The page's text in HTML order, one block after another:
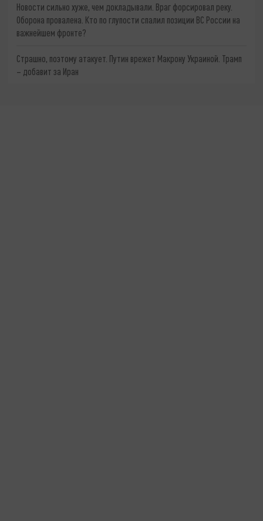
Новости сильно хуже, чем докладывали. Враг форсировал реку.
Оборона провалена. Кто по глупости спалил позиции ВС России на
важнейшем фронте?
Страшно, поэтому атакует. Путин врежет Макрону Украиной. Трамп
– добавит за Иран